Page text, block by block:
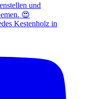
Kestenholz in